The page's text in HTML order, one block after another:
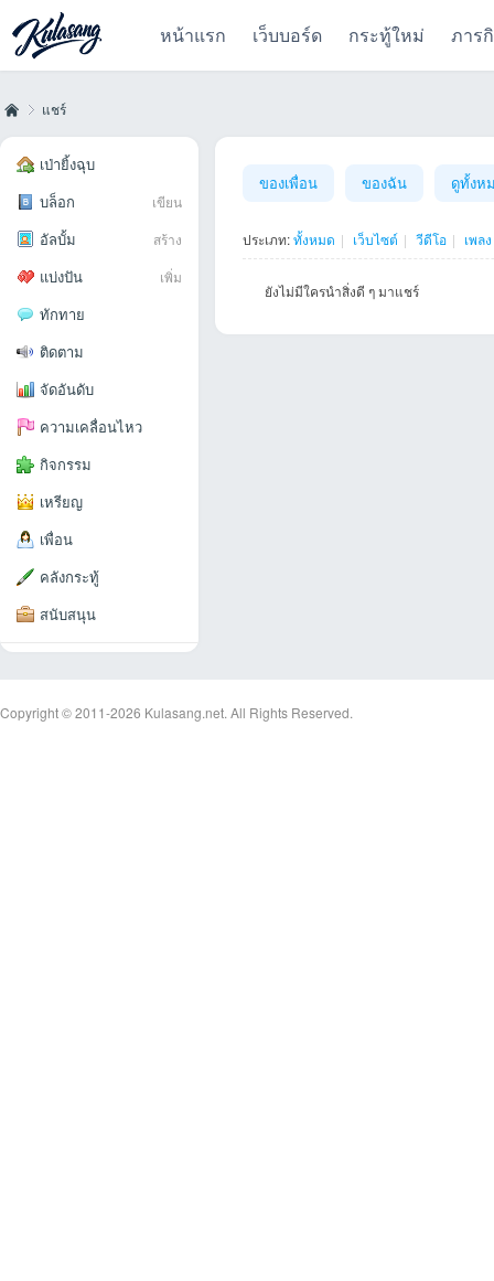
หน้าแรก เว็บบอร์ด กระทู้ใหม่ ภาร
Kul
an
›
แชร์
เป่ายิ้งฉุบ
เขียน
บล็อก
สร้าง
อัลบั้ม
เพิ่ม
แบ่งปัน
ทักทาย
ติดตาม
จัดอันดับ
ความเคลื่อนไหว
กิจกรรม
เหรียญ
เพื่อน
คลังกระทู้
สนับสนุน
ของเพื่อน ของฉัน ดูทั้งห
ประเภท:ทั้งหมด | เว็บไซต์ | วีดีโอ | เพลง
ยังไม่มีใครนำสิ่งดี ๆ มาแชร์
Copyright © 2011-2026 Kulasang.net. All Rights Reserved.